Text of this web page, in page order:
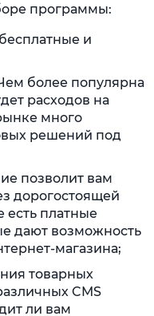
программы:
и
более популярна
расходов на
много
решений под
позволит вам
дорогостоящей
есть платные
дают возможность
магазина;
товарных
CMS
ли вам